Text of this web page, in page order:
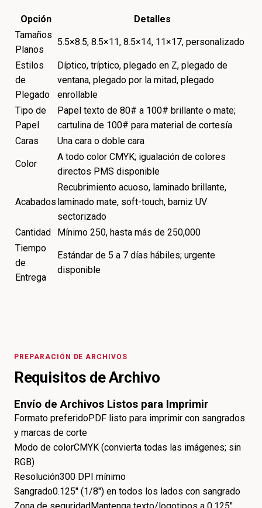
Opción
Detalles
Tamaños
Planos
5.5×8.5, 8.5×11, 8.5×14, 11×17, personalizado
Estilos
de
Plegado
Díptico, tríptico, plegado en Z, plegado de
ventana, plegado por la mitad, plegado
enrollable
Tipo de
Papel
Papel texto de 80# a 100# brillante o mate;
cartulina de 100# para material de cortesía
Caras
Una cara o doble cara
Color
A todo color CMYK; igualación de colores
directos PMS disponible
Acabados
Recubrimiento acuoso, laminado brillante,
laminado mate, soft-touch, barniz UV
sectorizado
Cantidad
Mínimo 250, hasta más de 250,000
Tiempo
de
Entrega
Estándar de 5 a 7 días hábiles; urgente
disponible
PREPARACIÓN DE ARCHIVOS
Requisitos de Archivo
Envío de Archivos Listos para Imprimir
Formato preferidoPDF listo para imprimir con sangrados
y marcas de corte
Modo de colorCMYK (convierta todas las imágenes; sin
RGB)
Resolución300 DPI mínimo
Sangrado0.125" (1/8") en todos los lados con sangrado